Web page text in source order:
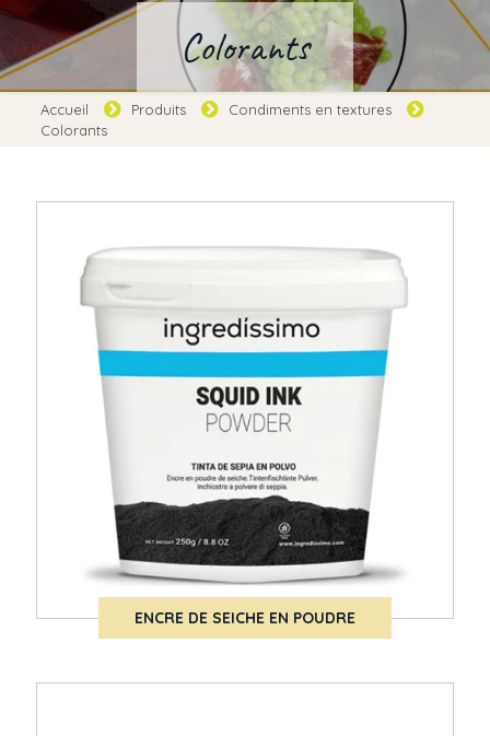
Colorants
Accueil Produits
Condiments en textures
Colorants
ENCRE DE SEICHE EN POUDRE